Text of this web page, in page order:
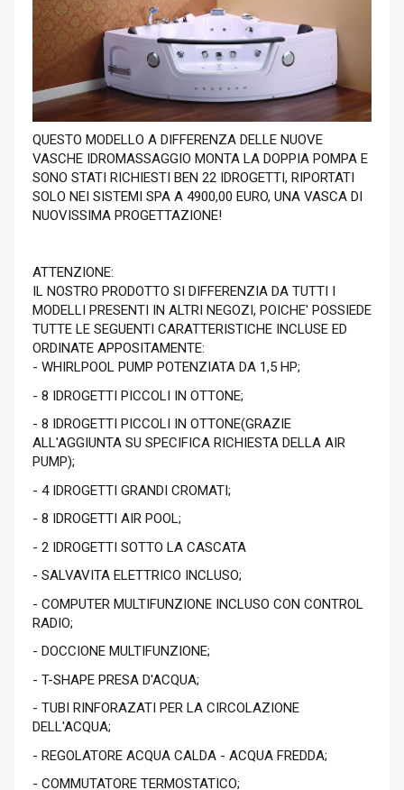
QUESTO MODELLO A DIFFERENZA DELLE NUOVE
VASCHE IDROMASSAGGIO MONTA LA DOPPIA POMPA E
SONO STATI RICHIESTI BEN 22 IDROGETTI, RIPORTATI
SOLO NEI SISTEMI SPA A 4900,00 EURO, UNA VASCA DI
NUOVISSIMA PROGETTAZIONE!
ATTENZIONE:
IL NOSTRO PRODOTTO SI DIFFERENZIA DA TUTTI I
MODELLI PRESENTI IN ALTRI NEGOZI, POICHE' POSSIEDE
TUTTE LE SEGUENTI CARATTERISTICHE INCLUSE ED
ORDINATE APPOSITAMENTE:
- WHIRLPOOL PUMP POTENZIATA DA 1,5 HP;
- 8 IDROGETTI PICCOLI IN OTTONE;
- 8 IDROGETTI PICCOLI IN OTTONE(GRAZIE
ALL'AGGIUNTA SU SPECIFICA RICHIESTA DELLA AIR
PUMP);
- 4 IDROGETTI GRANDI CROMATI;
- 8 IDROGETTI AIR POOL;
- 2 IDROGETTI SOTTO LA CASCATA
- SALVAVITA ELETTRICO INCLUSO;
- COMPUTER MULTIFUNZIONE INCLUSO CON CONTROL
RADIO;
- DOCCIONE MULTIFUNZIONE;
- T-SHAPE PRESA D'ACQUA;
- TUBI RINFORAZATI PER LA CIRCOLAZIONE
DELL'ACQUA;
- REGOLATORE ACQUA CALDA - ACQUA FREDDA;
- COMMUTATORE TERMOSTATICO;